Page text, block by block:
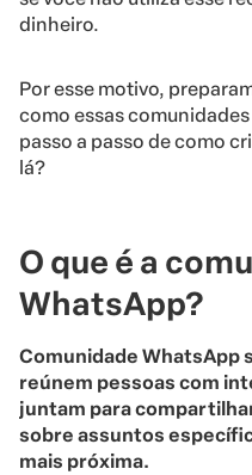
dinheiro.
Por esse motivo,
como essas
passo a passo de como
lá?
O que é a
WhatsApp?
Comunidade WhatsApp
reúnem pessoas com
juntam para
sobre assuntos
mais próxima.